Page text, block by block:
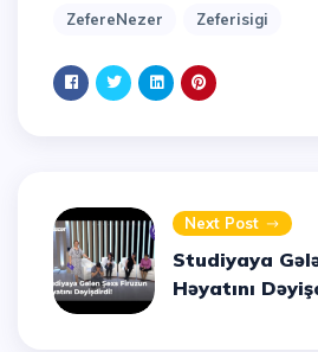
ZefereNezer
Zeferisigi
Next Post
Studiyaya
Həyatını